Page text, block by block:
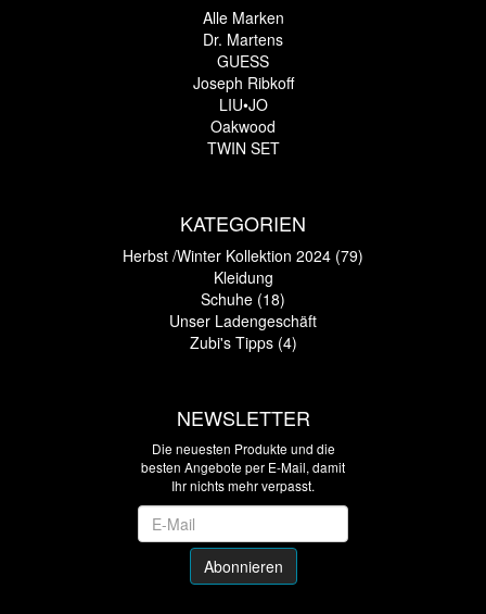
Alle Marken
Dr. Martens
GUESS
Joseph Ribkoff
LIU•JO
Oakwood
TWIN SET
KATEGORIEN
Herbst /Winter Kollektion 2024 (79)
Kleidung
Schuhe (18)
Unser Ladengeschäft
Zubi's Tipps (4)
NEWSLETTER
Die neuesten Produkte und die
besten Angebote per E-Mail, damit
Ihr nichts mehr verpasst.
Abonnieren